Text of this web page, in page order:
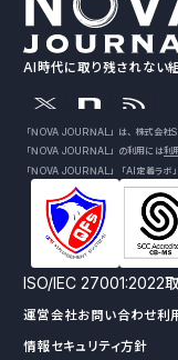
AI時代に取り残されない
「NOVA JOURNAL」は、株式会社
「NOVA JOURNAL」の利用には利
「NOVA JOURNAL」「AI定着ラボ
ISO/IEC 27001:2022
運営会社お問い合わせ利
情報セキュリティ方針